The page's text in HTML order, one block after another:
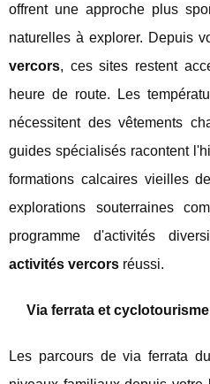
offrent une approche plus
naturelles à explorer. Depuis
vercors, ces sites restent
heure de route. Les
nécessitent des vêtements
guides spécialisés racontent
formations calcaires vieilles
explorations souterraines
programme d'activités
activités vercors réussi.
Via ferrata et cyclotourisme
Les parcours de via ferrata